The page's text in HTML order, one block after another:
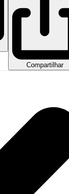
Compartilhar